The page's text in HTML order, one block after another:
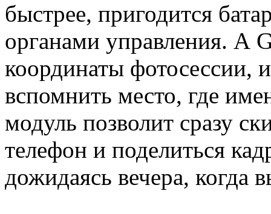
быстрее, пригодится
органами управления. А
координаты фотосессии,
вспомнить место, где
модуль позволит сразу
телефон и поделиться
дожидаясь вечера, когда